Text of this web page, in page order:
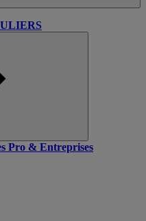
Pro & Entreprises